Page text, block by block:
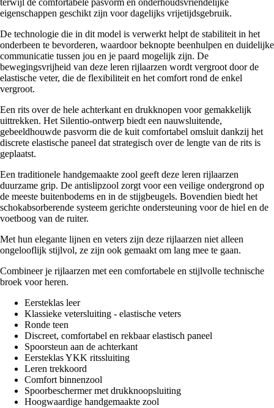
terwijl de comfortabele pasvorm en onderhoudsvriendelijke
eigenschappen geschikt zijn voor dagelijks vrijetijdsgebruik.
De technologie die in dit model is verwerkt helpt de stabiliteit in het
onderbeen te bevorderen, waardoor beknopte beenhulpen en duidelijke
communicatie tussen jou en je paard mogelijk zijn. De
bewegingsvrijheid van deze leren rijlaarzen wordt vergroot door de
elastische veter, die de flexibiliteit en het comfort rond de enkel
vergroot.
Een rits over de hele achterkant en drukknopen voor gemakkelijk
uittrekken. Het Silentio-ontwerp biedt een nauwsluitende,
gebeeldhouwde pasvorm die de kuit comfortabel omsluit dankzij het
discrete elastische paneel dat strategisch over de lengte van de rits is
geplaatst.
Een traditionele handgemaakte zool geeft deze leren rijlaarzen
duurzame grip. De antislipzool zorgt voor een veilige ondergrond op
de meeste buitenbodems en in de stijgbeugels. Bovendien biedt het
schokabsorberende systeem gerichte ondersteuning voor de hiel en de
voetboog van de ruiter.
Met hun elegante lijnen en veters zijn deze rijlaarzen niet alleen
ongelooflijk stijlvol, ze zijn ook gemaakt om lang mee te gaan.
Combineer je rijlaarzen met een comfortabele en stijlvolle technische
broek voor heren.
Eersteklas leer
Klassieke vetersluiting - elastische veters
Ronde teen
Discreet, comfortabel en rekbaar elastisch paneel
Spoorsteun aan de achterkant
Eersteklas YKK ritssluiting
Leren trekkoord
Comfort binnenzool
Spoorbeschermer met drukknoopsluiting
Hoogwaardige handgemaakte zool